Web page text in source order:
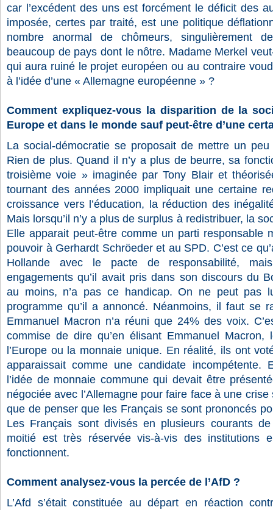
car l’excédent des uns est forcément le déficit des
imposée, certes par traité, est une politique
nombre anormal de chômeurs, singulièrement
beaucoup de pays dont le nôtre. Madame Merkel
qui aura ruiné le projet européen ou au contraire
à l’idée d’une « Allemagne européenne » ?
Comment expliquez-vous la disparition de la
Europe et dans le monde sauf peut-être d’une
La social-démocratie se proposait de mettre un
Rien de plus. Quand il n’y a plus de beurre, sa
troisième voie » imaginée par Tony Blair et
tournant des années 2000 impliquait une certaine
croissance vers l’éducation, la réduction des
Mais lorsqu’il n’y a plus de surplus à redistribuer, la
Elle apparait peut-être comme un parti responsable
pouvoir à Gerhardt Schröeder et au SPD. C’est ce
Hollande avec le pacte de responsabilité,
engagements qu’il avait pris dans son discours du
au moins, n’a pas ce handicap. On ne peut pas
programme qu’il a annoncé. Néanmoins, il faut se
Emmanuel Macron n’a réuni que 24% des voix.
commise de dire qu’en élisant Emmanuel
l’Europe ou la monnaie unique. En réalité, ils ont
apparaissait comme une candidate incompétente.
l’idée de monnaie commune qui devait être
négociée avec l’Allemagne pour faire face à une crise
que de penser que les Français se sont prononcés
Les Français sont divisés en plusieurs courants
moitié est très réservée vis-à-vis des institutions
fonctionnent.
Comment analysez-vous la percée de l’AfD ?
L’Afd s’était constituée au départ en réaction